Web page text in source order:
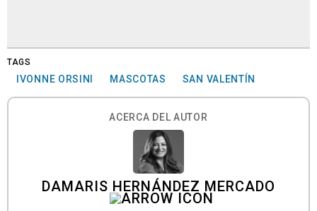
TAGS
IVONNE ORSINI MASCOTAS SAN VALENTÍN
ACERCA DEL AUTOR
DAMARIS HERNÁNDEZ MERCADO